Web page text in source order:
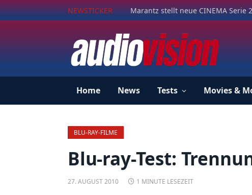
NEWSTICKER Marantz stellt neue CINEMA Serie
Home News Tests Movies &
BLU-RAY-FILME
Blu-ray-Test:
27. AUGUST 2010 1 MINUTE LESEZEIT